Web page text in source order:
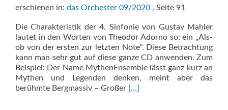
erschienen in: das Orchester 09/2020 , Seite 91
Die Charakteristik der 4. Sinfonie von Gustav Mahler
lautet in den Worten von Theodor Adorno so: ein „Als-
ob von der ersten zur letzten Note“. Diese Betrachtung
kann man sehr gut auf diese ganze CD anwenden. Zum
Beispiel: Der Name MythenEnsemble lässt ganz kurz an
Mythen und Legenden denken, meint aber das
berühmte Bergmassiv – Großer Read
[…]